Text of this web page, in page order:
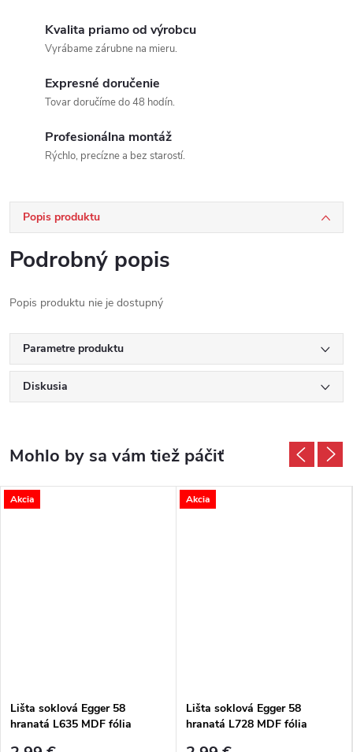
Kvalita priamo od výrobcu
Vyrábame zárubne na mieru.
Expresné doručenie
Tovar doručíme do 48 hodín.
Profesionálna montáž
Rýchlo, precízne a bez starostí.
Popis produktu
Podrobný popis
Popis produktu nie je dostupný
Parametre produktu
Diskusia
Akcia
Lišta soklová Egger 58
hranatá L635 MDF fólia
Akcia
Lišta soklová Egger 58
hranatá L728 MDF fólia